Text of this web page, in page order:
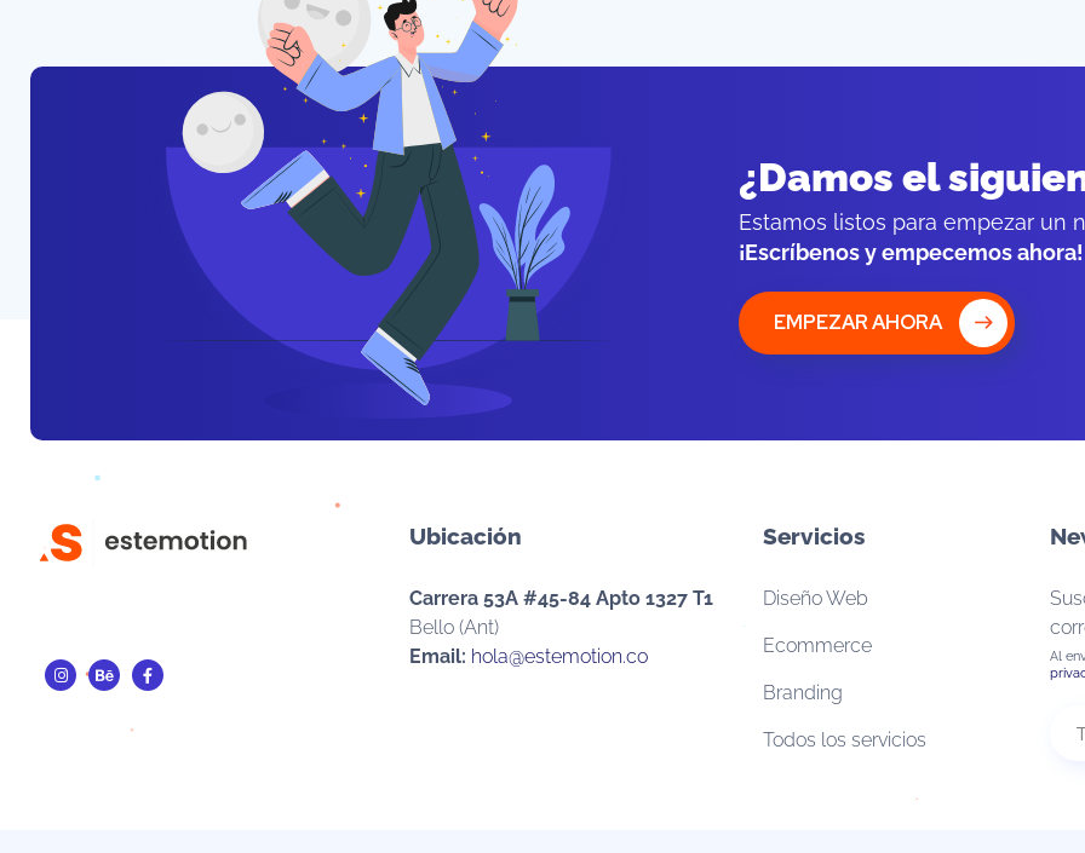
¿Damos el
Estamos listos para empezar un
¡Escríbenos y empecemos ahora!
EMPEZAR AHORA
Ubicación
Carrera 53A #45-84 Apto 1327 T1
Bello (Ant)
Email: hola@estemotion.co
Servicios
Diseño Web
Ecommerce
Branding
Todos los servicios
Al